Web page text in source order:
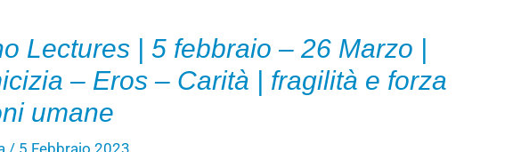
Lectures | 5 febbraio – 26 Marzo |
– Eros – Carità | fragilità e forza
umane
/ 5 Febbraio 2023